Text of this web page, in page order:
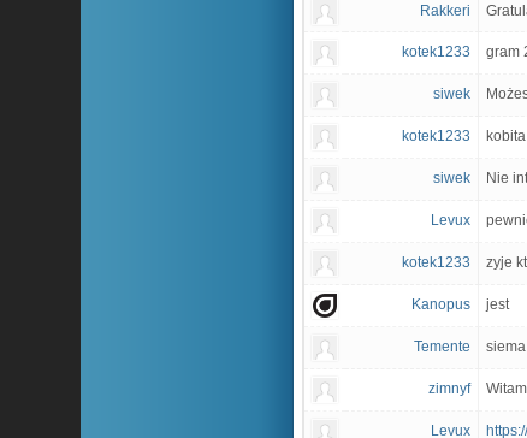
Rakkeri
kotek1233 gram
siwek
kotek1233
siwek Nie
Levux
kotek1233 zyje
Kanopus jest
Temente
zimnyf
Levux